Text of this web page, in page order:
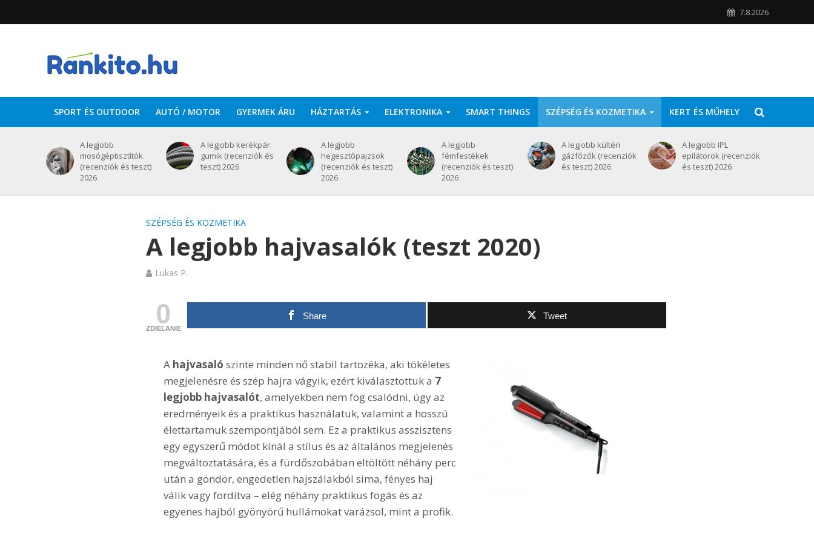
7.8.2026
SPORT ÉS OUTDOOR AUTÓ / MOTOR GYERMEK ÁRU HÁZTARTÁS ELEKTRONIKA SMART THINGS SZÉPSÉG ÉS KOZMETIKA KERT ÉS MŰHELY
A legjobb
mosógéptisztítók
(recenziók és teszt)
2026
A legjobb kerékpár
gumik (recenziók és
teszt) 2026
A legjobb
hegesztőpajzsok
(recenziók és teszt)
2026
A legjobb
fémfestékek
(recenziók és teszt)
2026
A legjobb kültéri
gázfőzők (recenziók
és teszt) 2026
A legjobb IPL
epilátorok (recenziók
és teszt) 2026
SZÉPSÉG ÉS KOZMETIKA
A legjobb hajvasalók (teszt 2020)
Lukas P.
0
ZDIEĽANIE
Share Tweet
A hajvasaló szinte minden nő stabil tartozéka, aki tökéletes
megjelenésre és szép hajra vágyik, ezért kiválasztottuk a 7
legjobb hajvasalót, amelyekben nem fog csalódni, úgy az
eredményeik és a praktikus használatuk, valamint a hosszú
élettartamuk szempontjából sem. Ez a praktikus asszisztens
egy egyszerű módot kínál a stílus és az általános megjelenés
megváltoztatására, és a fürdőszobában eltöltött néhány perc
után a göndör, engedetlen hajszálakból sima, fényes haj
válik vagy fordítva – elég néhány praktikus fogás és az
egyenes hajból gyönyörű hullámokat varázsol, mint a profik.